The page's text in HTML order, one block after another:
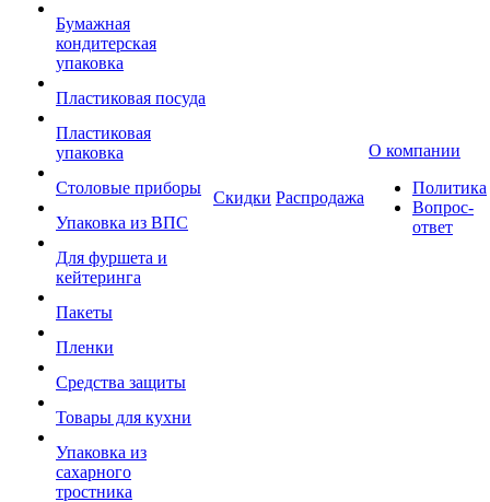
Бумажная
кондитерская
упаковка
Пластиковая посуда
Пластиковая
упаковка
Столовые приборы
Упаковка из ВПС
Для фуршета и
кейтеринга
Пакеты
Пленки
Средства защиты
Товары для кухни
Упаковка из
сахарного
тростника
Скидки Распродажа
О компании
Политика
Вопрос-
ответ